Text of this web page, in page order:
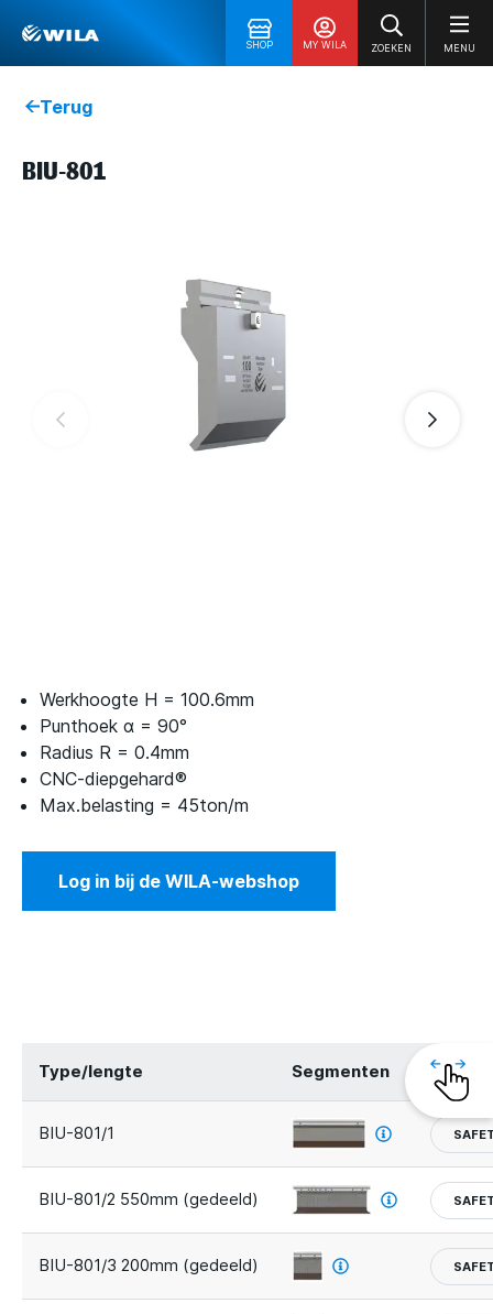
SHOP MY WILA ZOEKEN MENU
Terug
BIU-801
Werkhoogte H = 100.6mm
Punthoek α = 90°
Radius R = 0.4mm
CNC-diepgehard®
Max.belasting = 45ton/m
Log in bij de WILA-webshop
Type/lengte Segmenten
BIU-801/1
BIU-801/2 550mm (gedeeld)
BIU-801/3 200mm (gedeeld)